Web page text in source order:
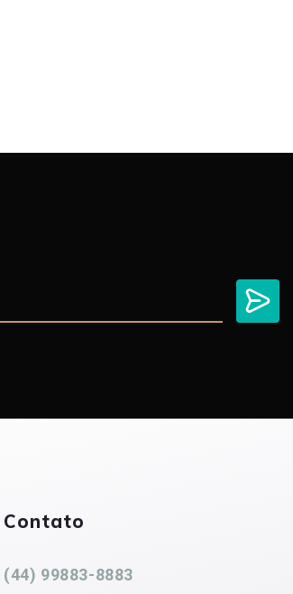
Contato
(44) 99883-8883